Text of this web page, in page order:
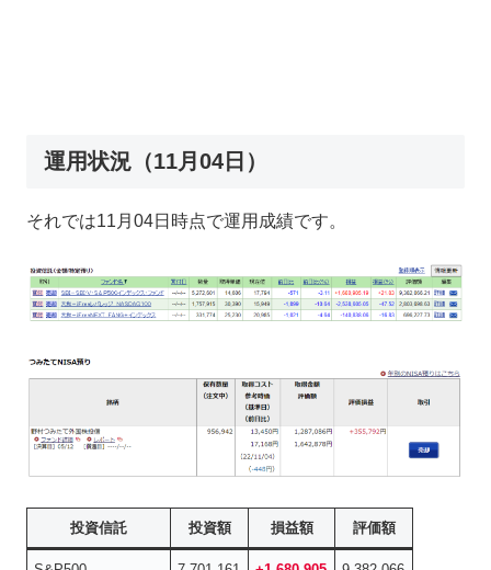
運用状況（11月04日）
それでは11月04日時点で運用成績です。
投資信託 投資額 損益額 評価額